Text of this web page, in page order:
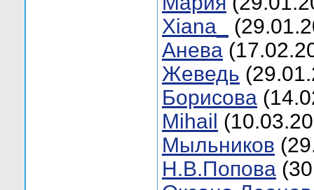
Xiana_
Анева
Жеведь
Борисова
Мihail
Мыльников
Н.В.Попова